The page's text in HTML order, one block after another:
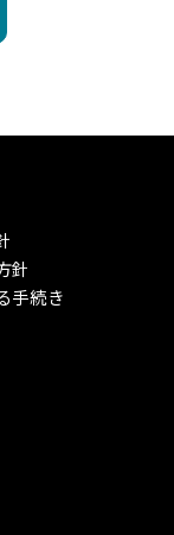
針
手続き